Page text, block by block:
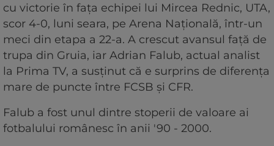
cu victorie în fața echipei lui Mircea Rednic, UTA,
scor 4-0, luni seara, pe Arena Națională, într-un
meci din etapa a 22-a. A crescut avansul față de
trupa din Gruia, iar Adrian Falub, actual analist
la Prima TV, a susținut că e surprins de diferența
mare de puncte între FCSB și CFR.
Falub a fost unul dintre stoperii de valoare ai
fotbalului românesc în anii '90 - 2000.